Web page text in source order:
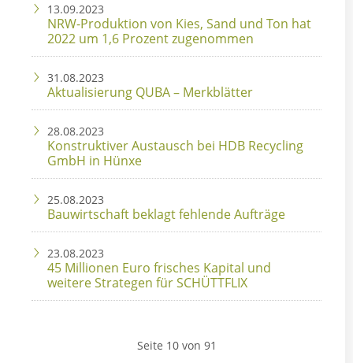
13.09.2023
NRW-Produktion von Kies, Sand und Ton hat
2022 um 1,6 Prozent zugenommen
31.08.2023
Aktualisierung QUBA – Merkblätter
28.08.2023
Konstruktiver Austausch bei HDB Recycling
GmbH in Hünxe
25.08.2023
Bauwirtschaft beklagt fehlende Aufträge
23.08.2023
45 Millionen Euro frisches Kapital und
weitere Strategen für SCHÜTTFLIX
Seite 10 von 91